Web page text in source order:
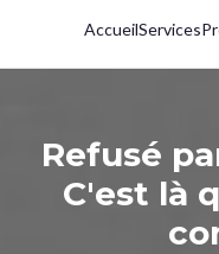
AccueilServices
Refusé
C'est là